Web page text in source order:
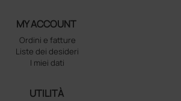
MY ACCOUNT
Ordini e fatture
Liste dei desideri
I miei dati
UTILITÀ